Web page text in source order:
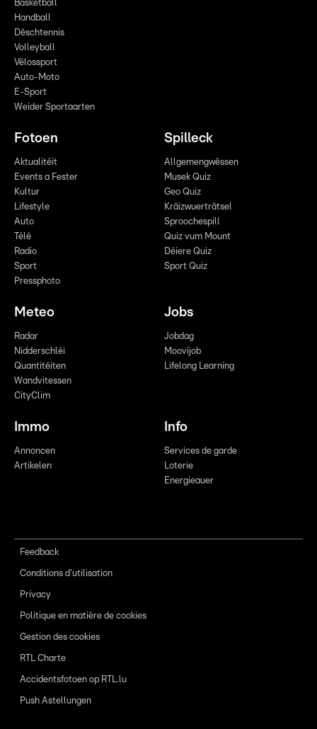
Basketball
Handball
Dëschtennis
Volleyball
Vëlossport
Auto-Moto
E-Sport
Weider Sportaarten
Fotoen
Aktualitéit
Events a Fester
Kultur
Lifestyle
Auto
Télé
Radio
Sport
Pressphoto
Spilleck
Allgemengwëssen
Musek Quiz
Geo Quiz
Kräizwuerträtsel
Sproochespill
Quiz vum Mount
Déiere Quiz
Sport Quiz
Meteo
Radar
Nidderschléi
Quantitéiten
Wandvitessen
CityClim
Jobs
Jobdag
Moovijob
Lifelong Learning
Immo
Annoncen
Artikelen
Info
Services de garde
Loterie
Energieauer
Feedback
Conditions d'utilisation
Privacy
Politique en matière de cookies
Gestion des cookies
RTL Charte
Accidentsfotoen op RTL.lu
Push Astellungen